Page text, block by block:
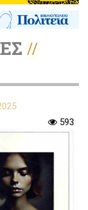
//
593